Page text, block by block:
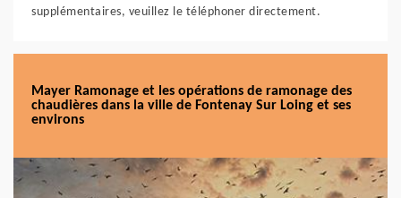
supplémentaires, veuillez le téléphoner directement.
Mayer Ramonage et les opérations de ramonage des
chaudières dans la ville de Fontenay Sur Loing et ses
environs